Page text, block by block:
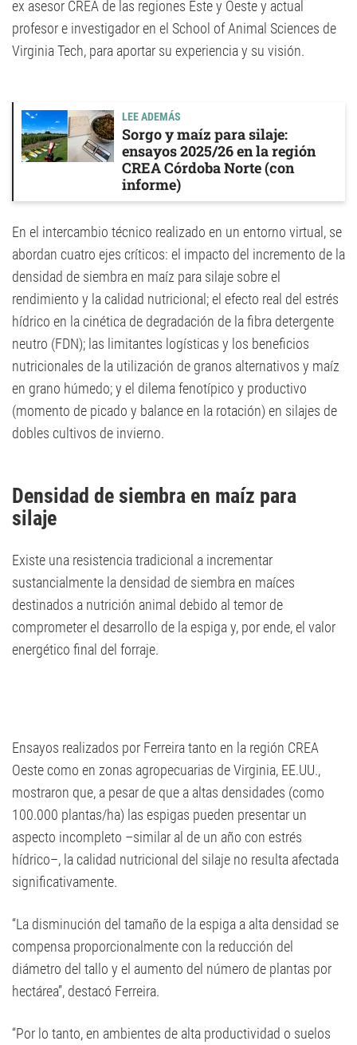
ex asesor CREA de las regiones Este y Oeste y actual
profesor e investigador en el School of Animal Sciences de
Virginia Tech, para aportar su experiencia y su visión.
LEE ADEMÁS
Sorgo y maíz para silaje:
ensayos 2025/26 en la región
CREA Córdoba Norte (con
informe)
En el intercambio técnico realizado en un entorno virtual, se
abordan cuatro ejes críticos: el impacto del incremento de la
densidad de siembra en maíz para silaje sobre el
rendimiento y la calidad nutricional; el efecto real del estrés
hídrico en la cinética de degradación de la fibra detergente
neutro (FDN); las limitantes logísticas y los beneficios
nutricionales de la utilización de granos alternativos y maíz
en grano húmedo; y el dilema fenotípico y productivo
(momento de picado y balance en la rotación) en silajes de
dobles cultivos de invierno.
Densidad de siembra en maíz para
silaje
Existe una resistencia tradicional a incrementar
sustancialmente la densidad de siembra en maíces
destinados a nutrición animal debido al temor de
comprometer el desarrollo de la espiga y, por ende, el valor
energético final del forraje.
Ensayos realizados por Ferreira tanto en la región CREA
Oeste como en zonas agropecuarias de Virginia, EE.UU.,
mostraron que, a pesar de que a altas densidades (como
100.000 plantas/ha) las espigas pueden presentar un
aspecto incompleto –similar al de un año con estrés
hídrico–, la calidad nutricional del silaje no resulta afectada
significativamente.
“La disminución del tamaño de la espiga a alta densidad se
compensa proporcionalmente con la reducción del
diámetro del tallo y el aumento del número de plantas por
hectárea”, destacó Ferreira.
“Por lo tanto, en ambientes de alta productividad o suelos